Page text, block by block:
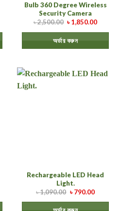
Bulb 360 Degree Wireless
Security Camera
৳2,500.00 ৳1,850.00
অর্ডার করুন
Rechargeable LED Head
Light.
৳1,090.00 ৳790.00